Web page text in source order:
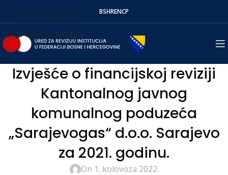
Skip to navigation
Skip to main content
BSHRENСР
Izvješće o financijskoj reviziji
Kantonalnog javnog
komunalnog poduzeća
„Sarajevogas“ d.o.o. Sarajevo
za 2021. godinu.
On 1. kolovoza 2022.